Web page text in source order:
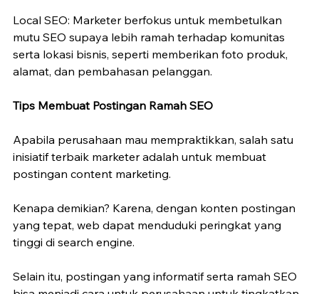
Local SEO: Marketer berfokus untuk membetulkan
mutu SEO supaya lebih ramah terhadap komunitas
serta lokasi bisnis, seperti memberikan foto produk,
alamat, dan pembahasan pelanggan.
Tips Membuat Postingan Ramah SEO
Apabila perusahaan mau mempraktikkan, salah satu
inisiatif terbaik marketer adalah untuk membuat
postingan content marketing.
Kenapa demikian? Karena, dengan konten postingan
yang tepat, web dapat menduduki peringkat yang
tinggi di search engine.
Selain itu, postingan yang informatif serta ramah SEO